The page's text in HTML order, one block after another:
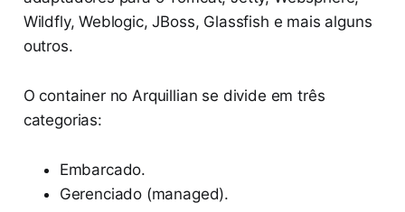
Wildfly, Weblogic, JBoss, Glassfish e mais alguns
outros.
O container no Arquillian se divide em três
categorias:
Embarcado.
Gerenciado (managed).